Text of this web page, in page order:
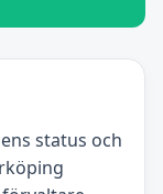
status och